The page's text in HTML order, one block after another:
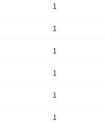
1
1
1
1
1
1